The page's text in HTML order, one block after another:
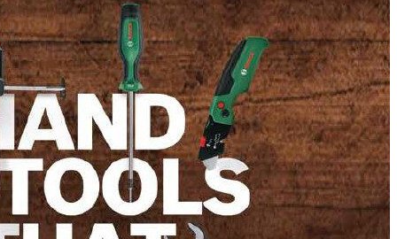
خراطيم(11)